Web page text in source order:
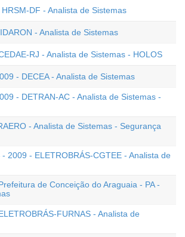
DF - Analista de Sistemas
- Analista de Sistemas
RJ - Analista de Sistemas - HOLOS
- DECEA - Analista de Sistemas
- DETRAN-AC - Analista de Sistemas -
- Analista de Sistemas - Segurança
- 2009 - ELETROBRÁS-CGTEE - Analista de
de Conceição do Araguaia - PA -
FURNAS - Analista de